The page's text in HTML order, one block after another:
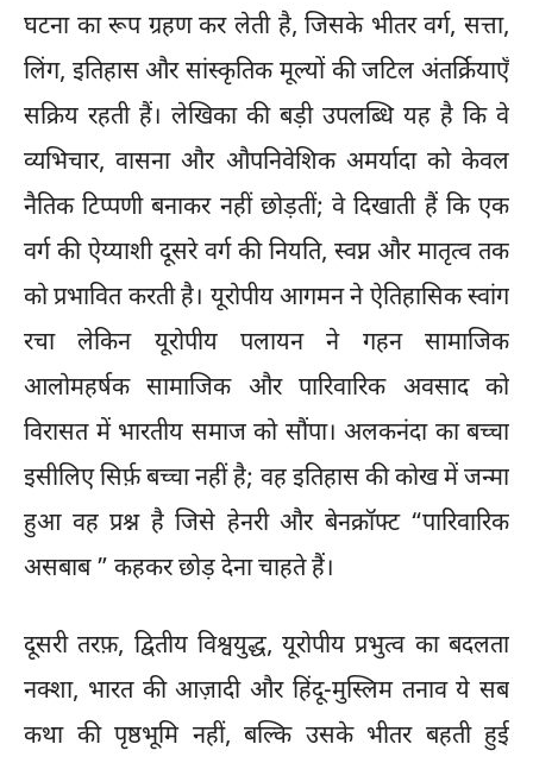
घटना का रूप ग्रहण कर लेती है, जिसके भीतर वर्ग, सत्ता,
लिंग, इतिहास और सांस्कृतिक मूल्यों की जटिल अंतर्क्रियाएँ
सक्रिय रहती हैं। लेखिका की बड़ी उपलब्धि यह है कि वे
व्यभिचार, वासना और औपनिवेशिक अमर्यादा को केवल
नैतिक टिप्पणी बनाकर नहीं छोड़तीं; वे दिखाती हैं कि एक
वर्ग की ऐय्याशी दूसरे वर्ग की नियति, स्वप्न और मातृत्व तक
को प्रभावित करती है। यूरोपीय आगमन ने ऐतिहासिक स्वांग
रचा लेकिन यूरोपीय पलायन ने गहन सामाजिक
आलोमहर्षक सामाजिक और पारिवारिक अवसाद को
विरासत में भारतीय समाज को सौंपा। अलकनंदा का बच्चा
इसीलिए सिर्फ़ बच्चा नहीं है; वह इतिहास की कोख में जन्मा
हुआ वह प्रश्न है जिसे हेनरी और बेनक्रॉफ्ट “पारिवारिक
असबाब ” कहकर छोड़ देना चाहते हैं।
दूसरी तरफ़, द्वितीय विश्वयुद्ध, यूरोपीय प्रभुत्व का बदलता
नक्शा, भारत की आज़ादी और हिंदू-मुस्लिम तनाव ये सब
कथा की पृष्ठभूमि नहीं, बल्कि उसके भीतर बहती हुई